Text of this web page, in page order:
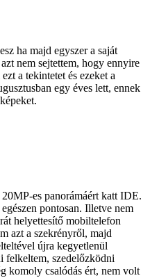
ha majd egyszer a saját
nem sejtettem, hogy ennyire
a tekintetet és ezeket a
egy éves lett, ennek
es panorámáért katt IDE.
pontosan. Illetve nem
helyettesítő mobiltelefon
azt a szekrényről, majd
újra kegyetlenül
felkeltem, szedelőzködni
komoly csalódás ért, nem volt